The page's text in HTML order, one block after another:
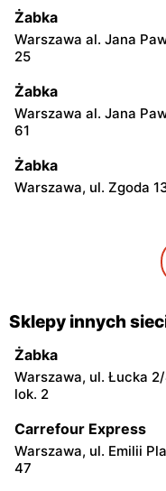
Żabka
Warszawa al. Jana
25
Żabka
Warszawa al. Jana
61
Żabka
Warszawa, ul. Zgoda
Świętokrzyska 0
Żabka
Łódź, ul. Żurawia 14
Żabka
Żabka
Sklepy innych
Żabka
Warszawa, ul. Łucka
lok. 2
Carrefour Express
Warszawa, ul. Emilii
47